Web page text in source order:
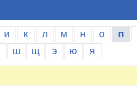
и к л м н о п
ш щ э ю я